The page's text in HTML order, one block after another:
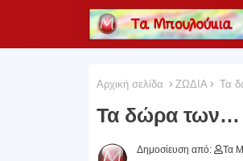
Αρχική σελίδα ΖΩΔΙΑ Τα
Τα δώρα των…
Δημοσίευση από:
Τα